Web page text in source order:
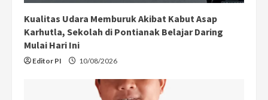
Kualitas Udara Memburuk Akibat Kabut Asap
Karhutla, Sekolah di Pontianak Belajar Daring
Mulai Hari Ini
Editor PI 10/08/2026